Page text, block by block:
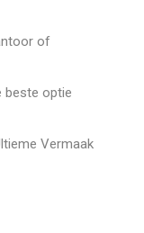
of
beste optie
Vermaak